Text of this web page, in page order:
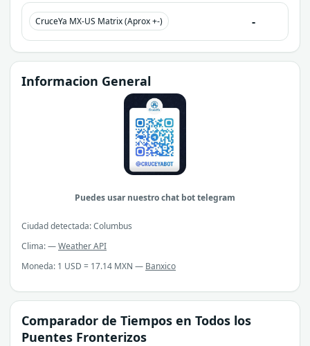
CruceYa MX-US Matrix (Aprox +-) -
Informacion General
Puedes usar nuestro chat bot telegram
Ciudad detectada: Columbus
Clima: —Weather API
Moneda: 1 USD = 17.14 MXN — Banxico
Comparador de Tiempos en Todos los
Puentes Fronterizos